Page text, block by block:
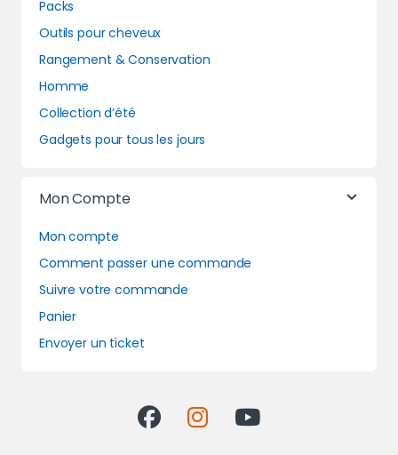
Packs
Outils pour cheveux
Rangement & Conservation
Homme
Collection d’été
Gadgets pour tous les jours
Mon Compte
Mon compte
Comment passer une commande
Suivre votre commande
Panier
Envoyer un ticket